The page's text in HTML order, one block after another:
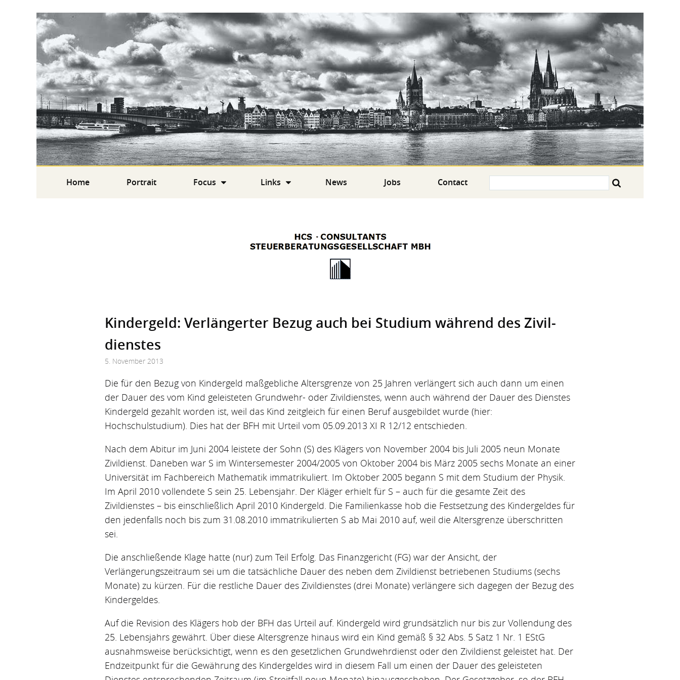
Home Portrait Focus Links News Jobs Contact
Kindergeld: Ver­längerter Bezug auch bei Studium während des Zivil­
dienstes
5. November 2013
Die für den Bezug von Kindergeld maßgebliche Altersgrenze von 25 Jahren verlängert sich auch dann um einen
der Dauer des vom Kind geleisteten Grundwehr- oder Zivildienstes, wenn auch während der Dauer des Dienstes
Kindergeld gezahlt worden ist, weil das Kind zeitgleich für einen Beruf ausgebildet wurde (hier:
Hochschulstudium). Dies hat der BFH mit Urteil vom 05.09.2013 XI R 12/12 entschieden.
Nach dem Abitur im Juni 2004 leistete der Sohn (S) des Klägers von November 2004 bis Juli 2005 neun Monate
Zivildienst. Daneben war S im Wintersemester 2004/2005 von Oktober 2004 bis März 2005 sechs Monate an einer
Universität im Fachbereich Mathematik immatrikuliert. Im Oktober 2005 begann S mit dem Studium der Physik.
Im April 2010 vollendete S sein 25. Lebensjahr. Der Kläger erhielt für S – auch für die gesamte Zeit des
Zivildienstes – bis einschließlich April 2010 Kindergeld. Die Familienkasse hob die Festsetzung des Kindergeldes für
den jedenfalls noch bis zum 31.08.2010 immatrikulierten S ab Mai 2010 auf, weil die Altersgrenze überschritten
sei.
Die anschließende Klage hatte (nur) zum Teil Erfolg. Das Finanzgericht (FG) war der Ansicht, der
Verlängerungszeitraum sei um die tatsächliche Dauer des neben dem Zivildienst betriebenen Studiums (sechs
Monate) zu kürzen. Für die restliche Dauer des Zivildienstes (drei Monate) verlängere sich dagegen der Bezug des
Kindergeldes.
Auf die Revision des Klägers hob der BFH das Urteil auf. Kindergeld wird grundsätzlich nur bis zur Vollendung des
25. Lebensjahrs gewährt. Über diese Altersgrenze hinaus wird ein Kind gemäß § 32 Abs. 5 Satz 1 Nr. 1 EStG
ausnahmsweise berücksichtigt, wenn es den gesetzlichen Grundwehrdienst oder den Zivildienst geleistet hat. Der
Endzeitpunkt für die Gewährung des Kindergeldes wird in diesem Fall um einen der Dauer des geleisteten